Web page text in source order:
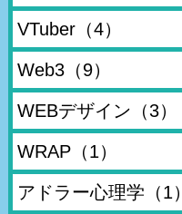
VTuber（4）
Web3（9）
WEBデザイン （3）
WRAP（1）
アドラー心理学 （1）